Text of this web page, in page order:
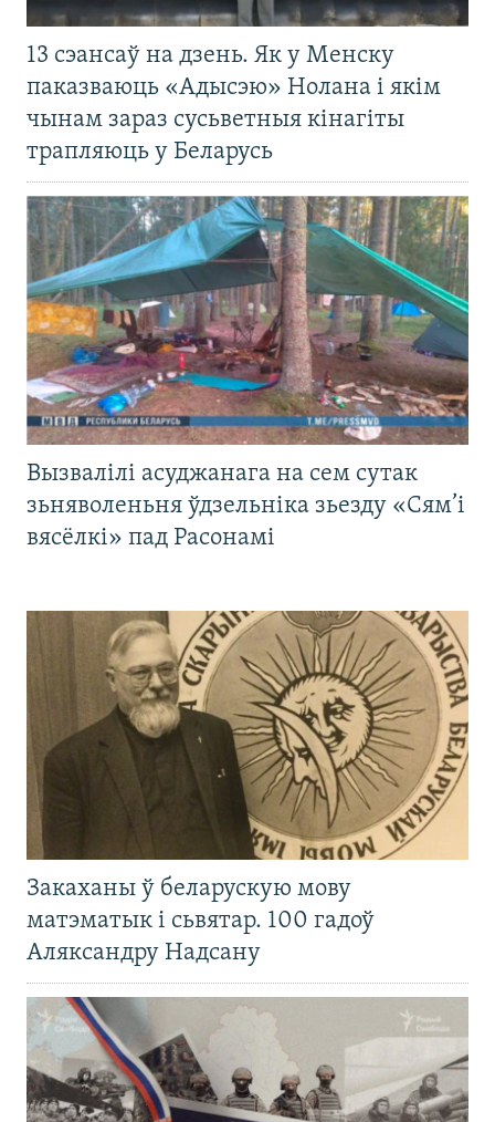
13 сэансаў на дзень. Як у Менску
паказваюць «Адысэю» Нолана і якім
чынам зараз сусьветныя кінагіты
трапляюць у Беларусь
Вызвалілі асуджанага на сем сутак
зьняволеньня ўдзельніка зьезду «Сям’і
вясёлкі» пад Расонамі
Закаханы ў беларускую мову
матэматык і сьвятар. 100 гадоў
Аляксандру Надсану